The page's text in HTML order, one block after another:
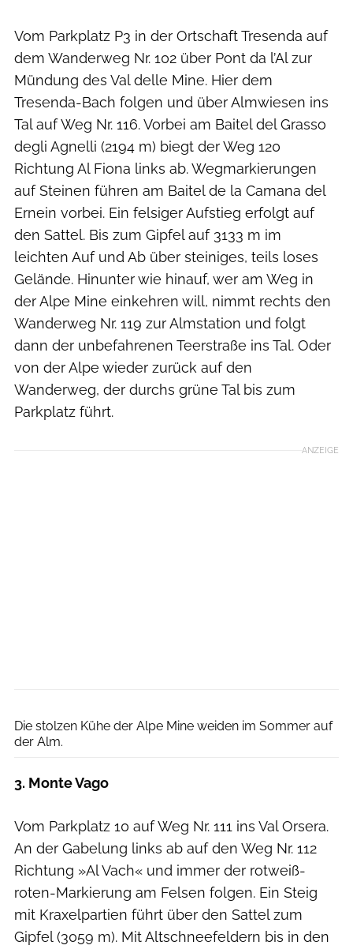
Vom Parkplatz P3 in der Ortschaft Tresenda auf
dem Wanderweg Nr. 102 über Pont da l’Al zur
Mündung des Val delle Mine. Hier dem
Tresenda-Bach folgen und über Almwiesen ins
Tal auf Weg Nr. 116. Vorbei am Baitel del Grasso
degli Agnelli (2194 m) biegt der Weg 120
Richtung Al Fiona links ab. Wegmarkierungen
auf Steinen führen am Baitel de la Camana del
Ernein vorbei. Ein felsiger Aufstieg erfolgt auf
den Sattel. Bis zum Gipfel auf 3133 m im
leichten Auf und Ab über steiniges, teils loses
Gelände. Hinunter wie hinauf, wer am Weg in
der Alpe Mine einkehren will, nimmt rechts den
Wanderweg Nr. 119 zur Almstation und folgt
dann der unbefahrenen Teerstraße ins Tal. Oder
von der Alpe wieder zurück auf den
Wanderweg, der durchs grüne Tal bis zum
Parkplatz führt.
ANZEIGE
Die stolzen Kühe der Alpe Mine weiden im Sommer auf
der Alm.
3. Monte Vago
Vom Parkplatz 10 auf Weg Nr. 111 ins Val Orsera.
An der Gabelung links ab auf den Weg Nr. 112
Richtung »Al Vach« und immer der rotweiß-
roten-Markierung am Felsen folgen. Ein Steig
mit Kraxelpartien führt über den Sattel zum
Gipfel (3059 m). Mit Altschneefeldern bis in den